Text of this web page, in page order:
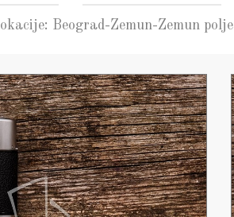
Beograd-Zemun-Zemun polje